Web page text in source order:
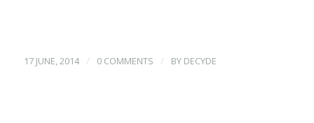
17 JUNE, 2014 / 0 COMMENTS / BY DECYDE